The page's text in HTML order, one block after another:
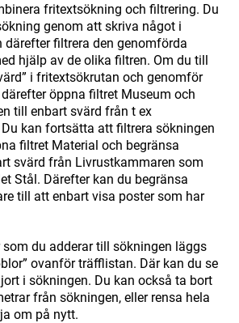
fritextsökning och filtrering. Du
genom att skriva något i
filtrera den genomförda
hjälp av de olika filtren. Om du till
i fritextsökrutan och genomför
öppna filtret Museum och
till enbart svärd från t ex
kan fortsätta att filtrera sökningen
filtret Material och begränsa
svärd från Livrustkammaren som
Stål. Därefter kan du begränsa
till att enbart visa poster som har
du adderar till sökningen läggs
ovanför träfflistan. Där kan du se
i sökningen. Du kan också ta bort
från sökningen, eller rensa hela
om på nytt.